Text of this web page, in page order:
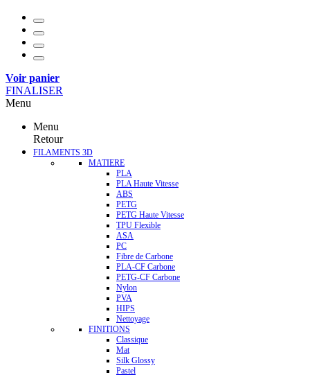
Voir panier
FINALISER
Menu
Menu
Retour
FILAMENTS 3D
MATIERE
PLA
PLA Haute Vitesse
ABS
PETG
PETG Haute Vitesse
TPU Flexible
ASA
PC
Fibre de Carbone
PLA-CF Carbone
PETG-CF Carbone
Nylon
PVA
HIPS
Nettoyage
FINITIONS
Classique
Mat
Silk Glossy
Pastel